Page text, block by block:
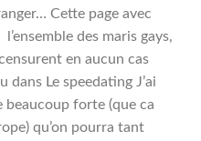
Cette page avec
des maris gays,
en aucun cas
Le speedating J’ai
beaucoup forte (que ca
qu’on pourra tant